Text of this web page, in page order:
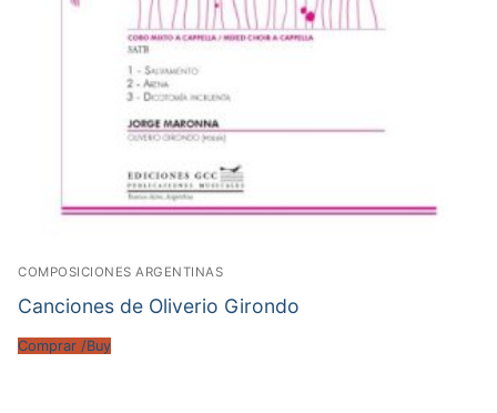
COMPOSICIONES ARGENTINAS
Canciones de Oliverio Girondo
Comprar /Buy